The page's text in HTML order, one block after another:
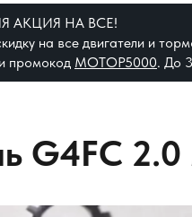
АКЦИЯ НА ВСЕ!
на все двигатели и
промокод МОТОР5000. До
G4FC